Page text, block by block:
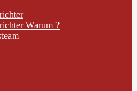
Warum ?